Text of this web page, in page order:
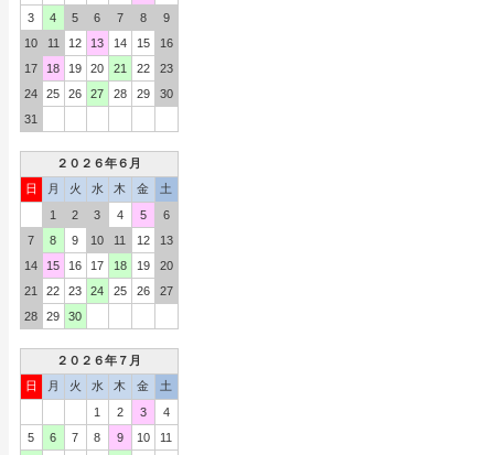
3
4 5 6 7 8
9
10
11 12 13 14 15
16
17
18 19 20 21 22
23
24
25 26 27 28 29
30
31
２０２６年６月
日
月 火 水 木 金
土
1
2 3 4 5
6
7
8 9 10 11 12
13
14
15 16 17 18 19
20
21
22 23 24 25 26
27
28
29 30
２０２６年７月
日
月 火 水 木 金
土
1
2 3
4
5
6 7 8 9 10 11